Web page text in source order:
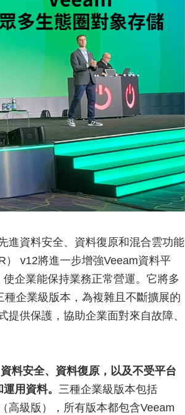
進資料安全、資料復原和混合雲功能
） v12將進一步增強Veeam資料平
企業能保持業務正常營運。它將多
企業級版本，為複雜且不斷擴展的
供保護，協助企業面對來自故障、
料安全、資料復原，以及不受平台
用資料。 三種企業級版本包括
高級版），所有版本都包含Veeam